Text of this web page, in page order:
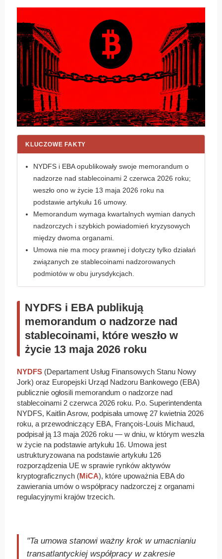
KLUCZOWE FAKTY
NYDFS i EBA opublikowały swoje memorandum o
nadzorze nad stablecoinami 2 czerwca 2026 roku;
weszło ono w życie 13 maja 2026 roku na
podstawie artykułu 16 umowy.
Memorandum wymaga kwartalnych wymian danych
nadzorczych i szybkich powiadomień kryzysowych
między dwoma organami.
Umowa nie ma mocy prawnej i dotyczy tylko działań
związanych ze stablecoinami nadzorowanych
podmiotów w obu jurysdykcjach.
NYDFS i EBA publikują
memorandum o nadzorze nad
stablecoinami, które weszło w
życie 13 maja 2026 roku
NYDFS (Departament Usług Finansowych Stanu Nowy
Jork) oraz Europejski Urząd Nadzoru Bankowego (EBA)
publicznie ogłosili memorandum o nadzorze nad
stablecoinami 2 czerwca 2026 roku. P.o. Superintendenta
NYDFS, Kaitlin Asrow, podpisała umowę 27 kwietnia 2026
roku, a przewodniczący EBA, François-Louis Michaud,
podpisał ją 13 maja 2026 roku — w dniu, w którym weszła
w życie na podstawie artykułu 16. Umowa jest
ustrukturyzowana na podstawie artykułu 126
rozporządzenia UE w sprawie rynków aktywów
kryptograficznych (MiCA), które upoważnia EBA do
zawierania umów o współpracy nadzorczej z organami
regulacyjnymi krajów trzecich.
"Ta umowa stanowi ważny krok w umacnianiu
transatlantyckiej współpracy w zakresie